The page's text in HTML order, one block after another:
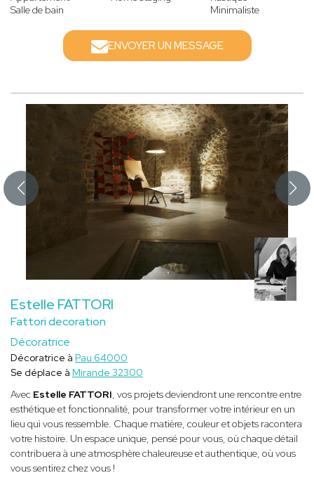
Salle de bain
Minimaliste
ENVOYER UN MESSAGE
Estelle FATTORI
Fattori decoration
Décoratrice
Décoratrice à Pau 64000
Se déplace à Mirande 32300
Avec Estelle FATTORI , vos projets deviendront une rencontre entre
esthétique et fonctionnalité, pour transformer votre intérieur en un
lieu qui vous ressemble. Chaque matière, couleur et objets racontera
votre histoire. Un espace unique, pensé pour vous, où chaque détail
contribuera à une atmosphère chaleureuse et authentique, où vous
vous sentirez chez vous !